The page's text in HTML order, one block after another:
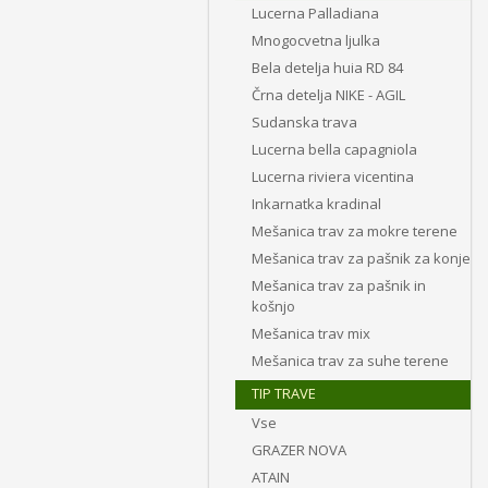
Lucerna Palladiana
Mnogocvetna ljulka
Bela detelja huia RD 84
Črna detelja NIKE - AGIL
Sudanska trava
Lucerna bella capagniola
Lucerna riviera vicentina
Inkarnatka kradinal
Mešanica trav za mokre terene
Mešanica trav za pašnik za konje
Mešanica trav za pašnik in
košnjo
Mešanica trav mix
Mešanica trav za suhe terene
TIP TRAVE
Vse
GRAZER NOVA
ATAIN